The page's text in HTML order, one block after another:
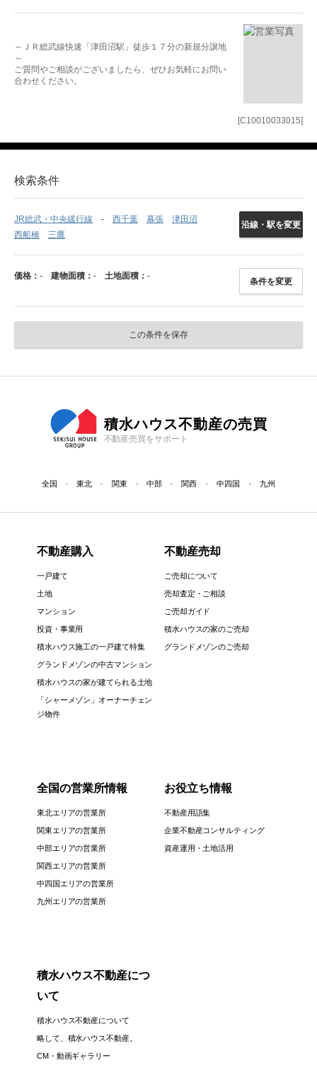
[C10010033015]
～ＪＲ総武線快速「津田沼駅」徒歩１７分の新規分譲地
～
ご質問やご相談がございましたら、ぜひお気軽にお問い
合わせください。
検索条件
JR総武・中央緩行線 西千葉 幕張
津田沼
西船橋
三鷹
沿線・駅を変更
価格： - 建物面積： - 土地面積： -
条件を変更
この条件を保存
積水ハウス不動産の売買
不動産売買をサポート
全国 東北 関東 中部 関西 中四国 九州
不動産購入
一戸建て
土地
マンション
投資・事業用
積水ハウス施工の一戸建て特集
グランドメゾンの中古マンション
積水ハウスの家が建てられる土地
「シャーメゾン」オーナーチェン
ジ物件
不動産売却
ご売却について
売却査定・ご相談
ご売却ガイド
積水ハウスの家のご売却
グランドメゾンのご売却
全国の営業所情報
東北エリアの営業所
関東エリアの営業所
中部エリアの営業所
関西エリアの営業所
中四国エリアの営業所
九州エリアの営業所
お役立ち情報
不動産用語集
企業不動産コンサルティング
資産運用・土地活用
積水ハウス不動産につ
いて
積水ハウス不動産について
略して、積水ハウス不動産。
CM・動画ギャラリー